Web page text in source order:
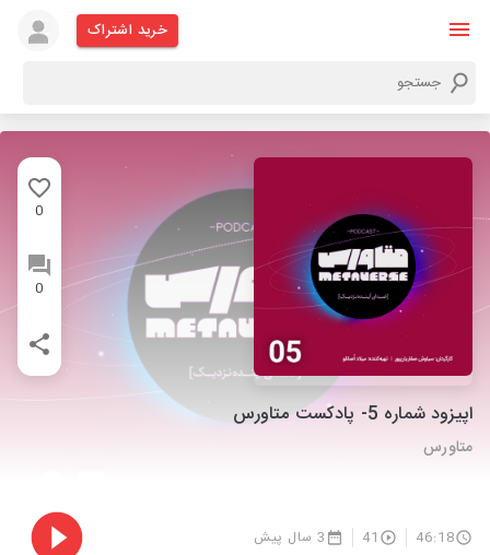
خرید اشتراک
0
0
اپیزود شماره 5- پادکست متاورس
متاورس
46:18
41 3 سال پیش